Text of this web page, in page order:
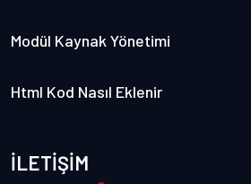
Modül Kaynak Yönetimi
Html Kod Nasıl Eklenir
İLETİŞİM